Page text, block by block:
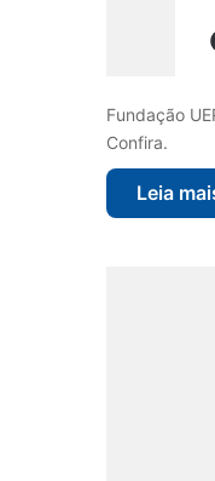
Fundação
Confira.
Leia